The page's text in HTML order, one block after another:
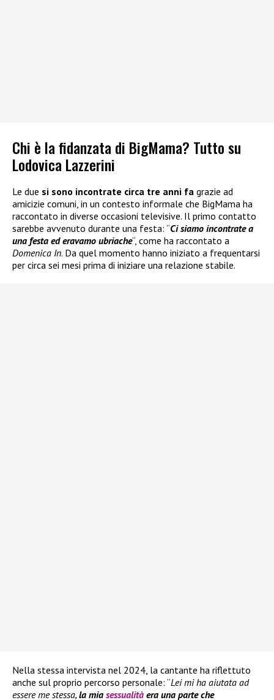
Chi è la fidanzata di BigMama? Tutto su
Lodovica Lazzerini
Le due si sono incontrate circa tre anni fa grazie ad
amicizie comuni, in un contesto informale che BigMama ha
raccontato in diverse occasioni televisive. Il primo contatto
sarebbe avvenuto durante una festa: “Ci siamo incontrate a
una festa ed eravamo ubriache“, come ha raccontato a
Domenica In. Da quel momento hanno iniziato a frequentarsi
per circa sei mesi prima di iniziare una relazione stabile.
Nella stessa intervista nel 2024, la cantante ha riflettuto
anche sul proprio percorso personale: “Lei mi ha aiutata ad
essere me stessa, la mia sessualità era una parte che